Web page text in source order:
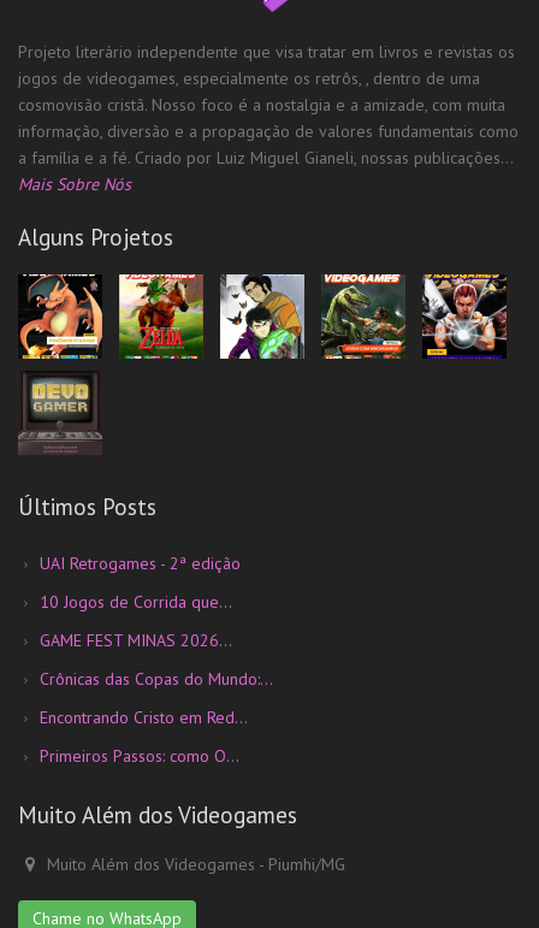
Projeto literário independente que visa tratar em livros e revistas os
jogos de videogames, especialmente os retrôs, , dentro de uma
cosmovisão cristã. Nosso foco é a nostalgia e a amizade, com muita
informação, diversão e a propagação de valores fundamentais como
a família e a fé. Criado por Luiz Miguel Gianeli, nossas publicações...
Mais Sobre Nós
Alguns Projetos
Últimos Posts
UAI Retrogames - 2ª edição
10 Jogos de Corrida que...
GAME FEST MINAS 2026...
Crônicas das Copas do Mundo:...
Encontrando Cristo em Red...
Primeiros Passos: como O...
Muito Além dos Videogames
Muito Além dos Videogames - Piumhi/MG
Chame no WhatsApp